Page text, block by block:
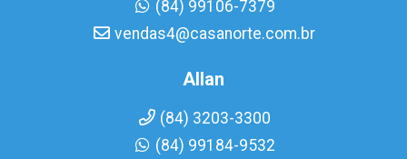
(84) 99106-7379
vendas4@casanorte.com.br
Allan
(84) 3203-3300
(84) 99184-9532